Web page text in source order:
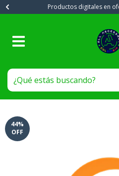
Productos digitales en
44%
OFF